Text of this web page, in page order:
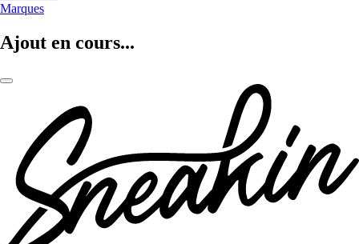
Marques
Ajout en cours...